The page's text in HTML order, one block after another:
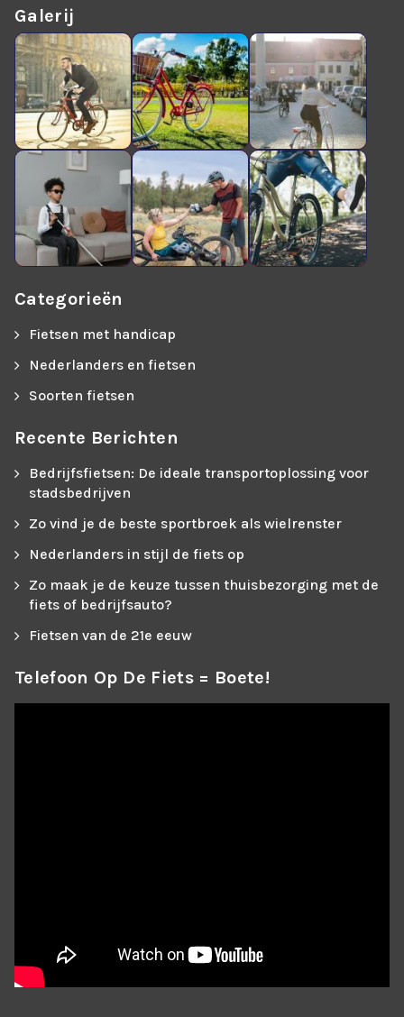
Galerij
Categorieën
Fietsen met handicap
Nederlanders en fietsen
Soorten fietsen
Recente Berichten
Bedrijfsfietsen: De ideale transportoplossing voor
stadsbedrijven
Zo vind je de beste sportbroek als wielrenster
Nederlanders in stijl de fiets op
Zo maak je de keuze tussen thuisbezorging met de
fiets of bedrijfsauto?
Fietsen van de 21e eeuw
Telefoon Op De Fiets = Boete!